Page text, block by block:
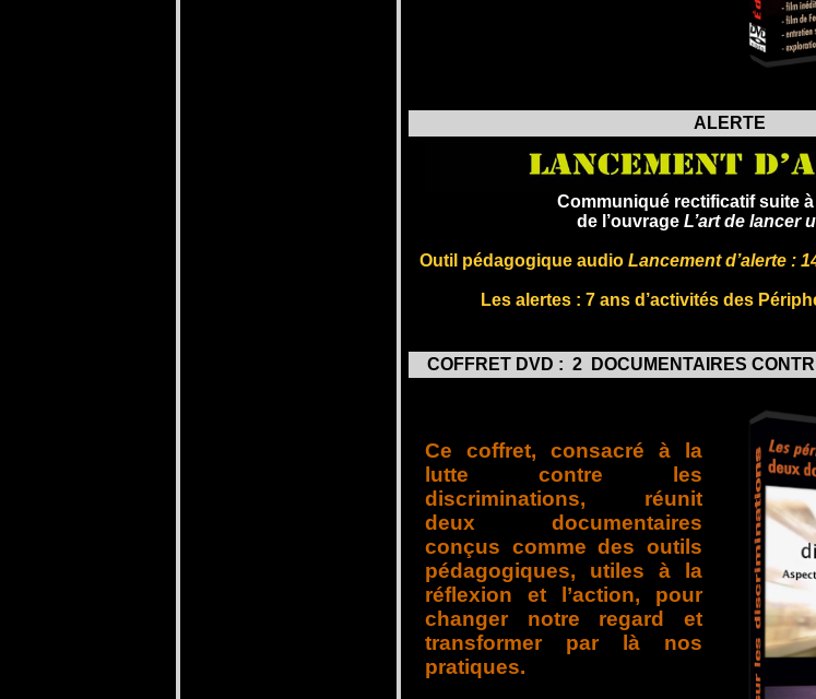
ALERTE
Communiqué rectificatif suite
de l’ouvrage L’art de lancer
Outil pédagogique audio Lancement d’alerte :
Les a lertes : 7 ans d’activités des
COFFRET DVD : 2 DOCUMENTAIRES
Ce coffret, consacré à la
lutte contre les
discriminations, réunit
deux documentaires
conçus comme des outils
pédagogiques, utiles à la
réflexion et l’action, pour
changer notre regard et
transformer par là nos
pratiques.